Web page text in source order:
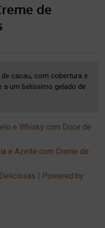
de
cacau, com cobertura e
a um belíssimo gelado de
e Whisky com Doce de
e Azeite com Creme de
| Powered by